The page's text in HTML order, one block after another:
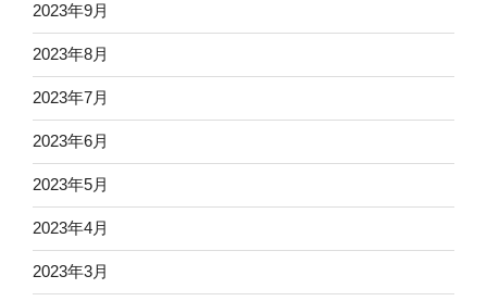
2023年9月
2023年8月
2023年7月
2023年6月
2023年5月
2023年4月
2023年3月